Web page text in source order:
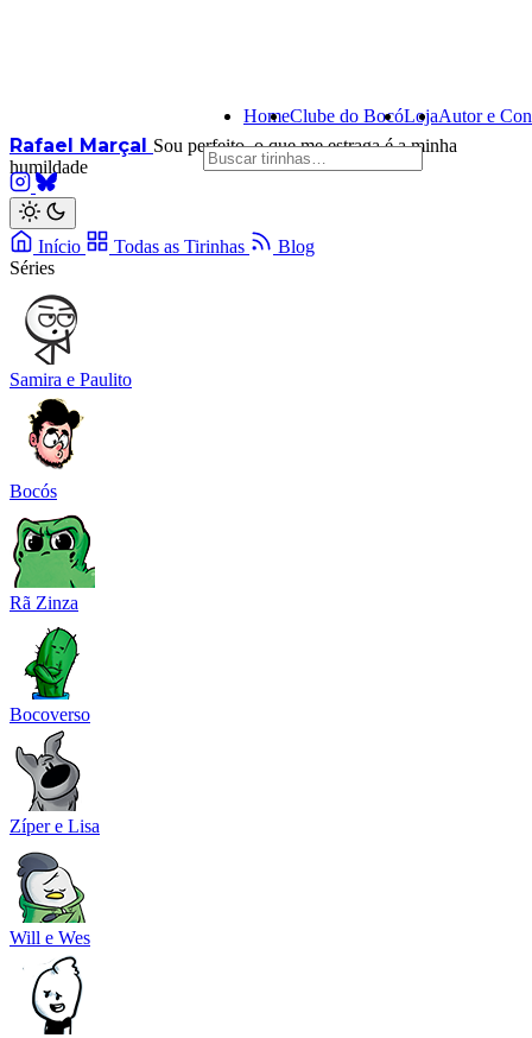
Rafael Marçal Sou perfeito, o que me estraga é a minha
humildade
HomeClube do BocóLojaAutor e
Início Todas as Tirinhas
Blog
Séries
Samira e Paulito
Bocós
Rã Zinza
Bocoverso
Zíper e Lisa
Will e Wes